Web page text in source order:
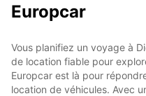
Europcar
Vous planifiez un voyage à
de location fiable pour
Europcar est là pour
location de véhicules. Avec